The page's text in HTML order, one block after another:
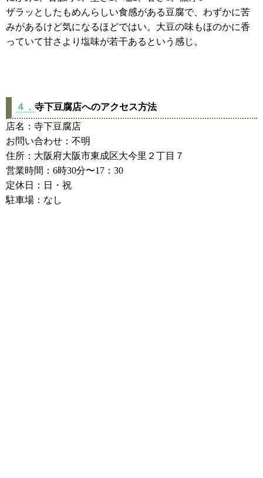
ザラッとしたもめんらしい食感がある豆腐で、わずかに苦
みがあるけど気になるほどではい。大豆の味もほのかに香
っていて甘さより塩味が若干あるという感じ。
４． 寺下豆腐店へのアクセス方法
店名：寺下豆腐店
お問い合わせ：不明
住所：大阪府大阪市東成区大今里２丁目７
営業時間：6時30分〜17：30
定休日：日・祝
駐車場：なし